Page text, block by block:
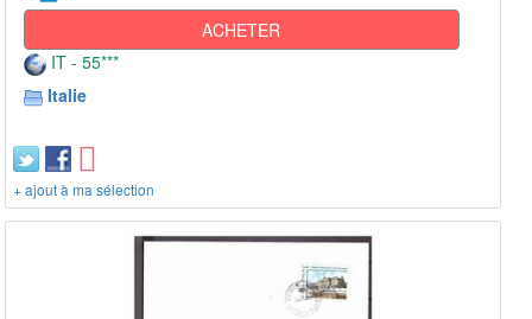
ACHETER
IT - 55***
Italie
+ ajout à ma sélection